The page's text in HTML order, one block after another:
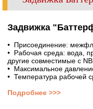
Задвижка
• Присоединение:
• Рабочая среда: вода,
другие совместимые с
• Максимальное
• Температура рабочей
Подробнее >>>